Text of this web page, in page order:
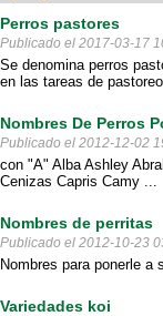
Perros pastores
Publicado el 2017-03-17
Se denomina perros
en las tareas de
Nombres De Perros
Publicado el 2012-12-02
con "A" Alba Ashley
Cenizas Capris Camy ...
Nombres de perritas
Publicado el 2012-10-23
Nombres para ponerle a
Variedades koi